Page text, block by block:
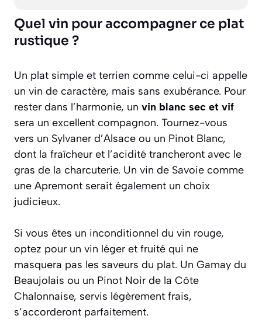
Quel vin pour accompagner ce plat
rustique ?
Un plat simple et terrien comme celui-ci appelle
un vin de caractère, mais sans exubérance. Pour
rester dans l’harmonie, un vin blanc sec et vif
sera un excellent compagnon. Tournez-vous
vers un Sylvaner d’Alsace ou un Pinot Blanc,
dont la fraîcheur et l’acidité trancheront avec le
gras de la charcuterie. Un vin de Savoie comme
une Apremont serait également un choix
judicieux.
Si vous êtes un inconditionnel du vin rouge,
optez pour un vin léger et fruité qui ne
masquera pas les saveurs du plat. Un Gamay du
Beaujolais ou un Pinot Noir de la Côte
Chalonnaise, servis légèrement frais,
s’accorderont parfaitement.